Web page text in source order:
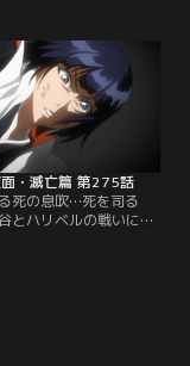
弱いと判断。それぞれ
けようとする。ヤミー
抗し、刀剣解放「憤獣
の姿になる。それは3
みなかった姿で…。
ダイチャンネル】
・滅亡篇 第275話
死の息吹…死を司る
とハリベルの戦いに決
に見えたその頃、大前
う砕蜂に、バラガンは
力は「老い」であると